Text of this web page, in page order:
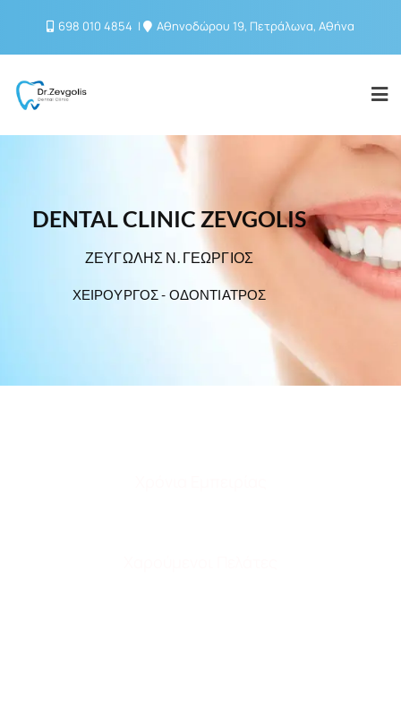
698 010 4854 Αθηνοδώρου 19, Πετράλωνα, Αθήνα
DENTAL CLINIC ZEVGOLIS
ΖΕΥΓΩΛΗΣ Ν. ΓΕΩΡΓΙΟΣ
ΧΕΙΡΟΥΡΓΟΣ - ΟΔΟΝΤΙΑΤΡΟΣ